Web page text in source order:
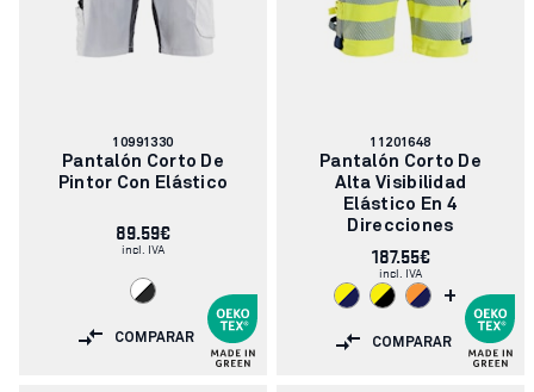
Número
de
artículo:
10991330
Pantalón Corto De
Pintor Con Elástico
89.59€
incl. IVA
COMPARAR
Número
de
artículo:
11201648
Pantalón Corto De
Alta Visibilidad
Elástico En 4
Direcciones
187.55€
incl. IVA
+
COMPARAR